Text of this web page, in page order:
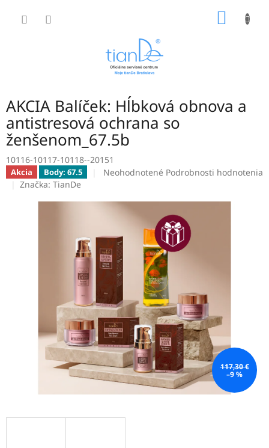
AKCIA Balíček: Hĺbková obnova a
antistresová ochrana so
ženšenom_67.5b
10116-10117-10118--20151
Akcia Body: 67.5
Priemerné
5
hviezdičiek.
Neohodnotené Podrobnosti hodnotenia
Značka: TianDe
117,30 €
–9 %